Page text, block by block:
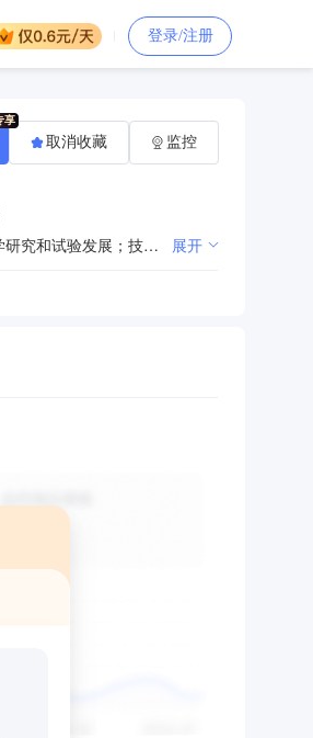
登录/注册
一般项目：以自有资金从事投资活动；与农业生产经营有关的技术、信息、设施建设运营等服务；农业专业及辅助性活动；农业科学研究和试验发展；技术服务、技术开发、技术咨询、技术交流、技术转让、技术推广；农产品的生产、销售、加工、运输、贮藏及其他相关服务；农副产品销售；初级农产品收购；食用农产品初加工；货物进出口；进出口代理；食品进出口；智能农业管理；智能农机装备销售；农村生活垃圾经营性服务；污水处理及其再生利用；水利相关咨询服务；水环境污染防治服务；土地整治服务；土壤污染治理与修复服务；土壤环境污染防治服务；农村民间工艺及制品、休闲农业和乡村旅游资源的开发经营；农业园艺服务；农业生产托管服务；休闲观光活动；物联网应用服务；农业生产资料的购买、使用；林业机械服务；林业产品销售；林业专业及辅助性活动；农作物收割服务；化肥销售；肥料销售；渔业机械销售；渔业专业及辅助性活动；渔需物资销售；生物饲料研发；饲料原料销售；畜牧渔业饲料销售；农业机械服务；机械设备销售；金属矿石销售；非金属矿及制品销售；机械设备研发；信息咨询服务（不含许可类信息咨询服务）；农林牧副渔业专业机械的制造；环境应急治理服务；建筑材料销售；土石方工程施工；普通机械设备安装服务；非居住房地产租赁；土地使用权租赁；水产品批发；水产品零售（除依法须经批准的项目外，凭营业执照依法自主开展经营活动）许可项目：建设工程施工；食品销售；食品生产；乳制品生产；自来水生产与供应；饲料生产；饲料添加剂生产；道路货物运输（不含危险货物）；住宅室内装饰装修；矿产资源（非煤矿山）开采；港口经营；水产养殖；渔业捕捞（依法须经批准的项目，经相关部门批准后方可开展经营活动，具体经营项目以相关部门批准文件或许可证件为准） 展开
取消收藏 监控